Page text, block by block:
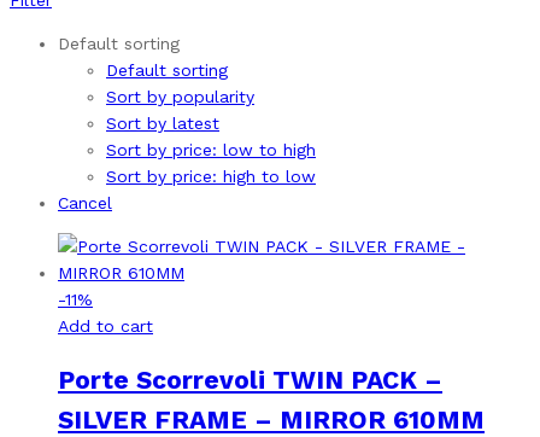
Default sorting
Default sorting
Sort by popularity
Sort by latest
Sort by price: low to high
Sort by price: high to low
Cancel
-11%
Add to cart
Porte Scorrevoli TWIN PACK –
SILVER FRAME – MIRROR 610MM